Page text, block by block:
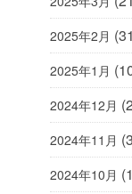
2025年2月
2025年1月
2024年12月
2024年11月
2024年10月